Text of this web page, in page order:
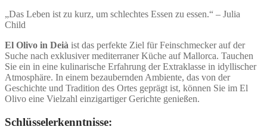
„Das Leben ist zu kurz, um schlechtes Essen zu essen.“ – Julia
Child
El Olivo in Deià ist das perfekte Ziel für Feinschmecker auf der
Suche nach exklusiver mediterraner Küche auf Mallorca. Tauchen
Sie ein in eine kulinarische Erfahrung der Extraklasse in idyllischer
Atmosphäre. In einem bezaubernden Ambiente, das von der
Geschichte und Tradition des Ortes geprägt ist, können Sie im El
Olivo eine Vielzahl einzigartiger Gerichte genießen.
Schlüsselerkenntnisse: